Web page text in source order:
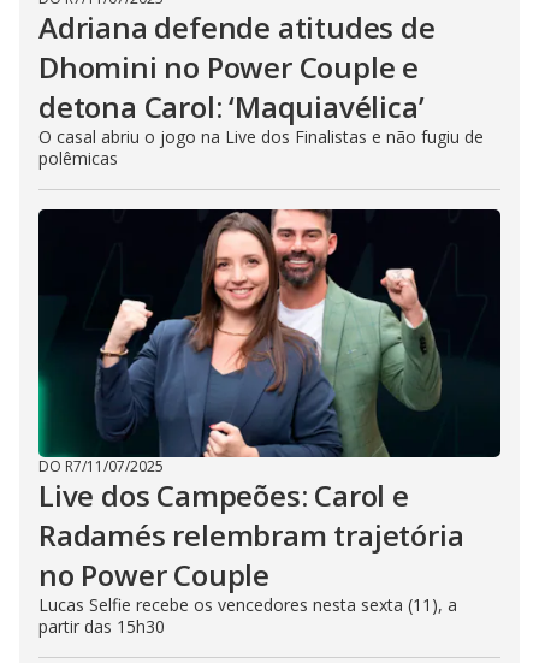
Adriana defende atitudes de
Dhomini no Power Couple e
detona Carol: ‘Maquiavélica’
O casal abriu o jogo na Live dos Finalistas e não fugiu de
polêmicas
DO R7/11/07/2025
Live dos Campeões: Carol e
Radamés relembram trajetória
no Power Couple
Lucas Selfie recebe os vencedores nesta sexta (11), a
partir das 15h30